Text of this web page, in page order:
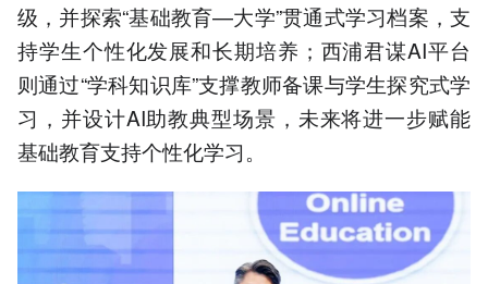
级，并探索“基础教育—大学”贯通式学习档案，支
持学生个性化发展和长期培养；西浦君谋AI平台
则通过“学科知识库”支撑教师备课与学生探究式学
习，并设计AI助教典型场景，未来将进一步赋能
基础教育支持个性化学习。